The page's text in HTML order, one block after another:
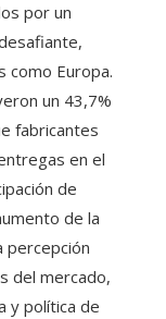
por un
Europa.
un 43,7%
fabricantes
en el
de
de la
percepción
del mercado,
y política de